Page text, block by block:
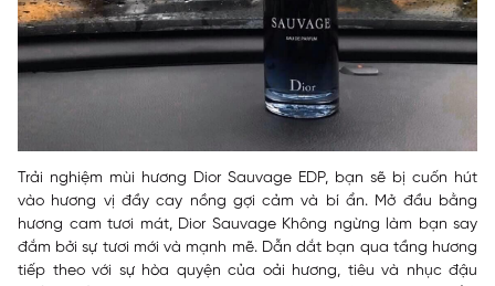
Trải nghiệm mùi hương Dior Sauvage EDP, bạn sẽ bị cuốn hút
vào hương vị đầy cay nồng gợi cảm và bí ẩn. Mở đầu bằng
hương cam tươi mát, Dior Sauvage Không ngừng làm bạn say
đắm bởi sự tươi mới và mạnh mẽ. Dẫn dắt bạn qua tầng hương
tiếp theo với sự hòa quyện của oải hương, tiêu và nhục đậu